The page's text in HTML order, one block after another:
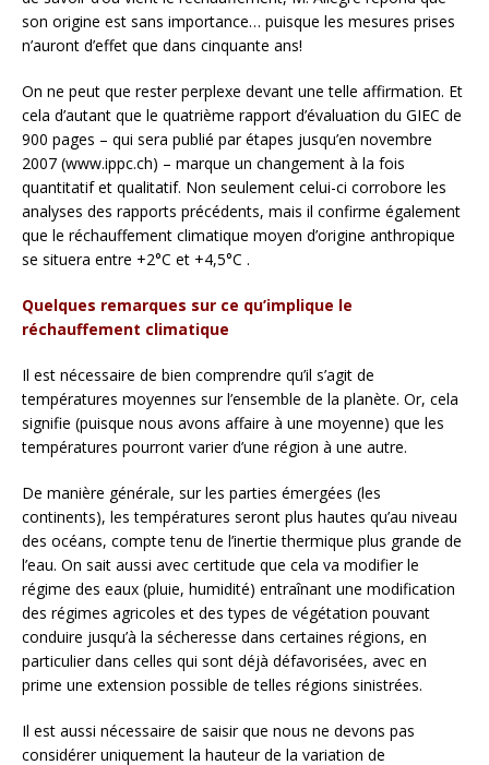
son origine est sans importance… puisque les mesures prises
n’auront d’effet que dans cinquante ans!
On ne peut que rester perplexe devant une telle affirmation. Et
cela d’autant que le quatrième rapport d’évaluation du GIEC de
900 pages – qui sera publié par étapes jusqu’en novembre
2007 (www.ippc.ch) – marque un changement à la fois
quantitatif et qualitatif. Non seulement celui-ci corrobore les
analyses des rapports précédents, mais il confirme également
que le réchauffement climatique moyen d’origine anthropique
se situera entre +2°C et +4,5°C .
Quelques remarques sur ce qu’implique le
réchauffement climatique
Il est nécessaire de bien comprendre qu’il s’agit de
températures moyennes sur l’ensemble de la planète. Or, cela
signifie (puisque nous avons affaire à une moyenne) que les
températures pourront varier d’une région à une autre.
De manière générale, sur les parties émergées (les
continents), les températures seront plus hautes qu’au niveau
des océans, compte tenu de l’inertie thermique plus grande de
l’eau. On sait aussi avec certitude que cela va modifier le
régime des eaux (pluie, humidité) entraînant une modification
des régimes agricoles et des types de végétation pouvant
conduire jusqu’à la sécheresse dans certaines régions, en
particulier dans celles qui sont déjà défavorisées, avec en
prime une extension possible de telles régions sinistrées.
Il est aussi nécessaire de saisir que nous ne devons pas
considérer uniquement la hauteur de la variation de